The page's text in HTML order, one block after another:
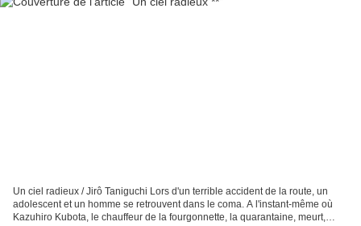
Un ciel radieux / Jirô Taniguchi Lors d'un terrible accident de la route, un
adolescent et un homme se retrouvent dans le coma. A l'instant-même où
Kazuhiro Kubota, le chauffeur de la fourgonnette, la quarantaine, meurt,